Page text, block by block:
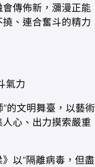
傳佈新，瀰漫正能
、連合奮斗的精力
力
的文明舞臺，以藝術
心、出力摸索嚴重
以“隔離病毒，但盡